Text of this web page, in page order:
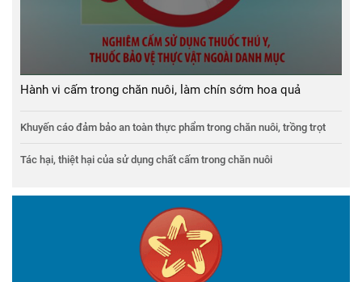
Hành vi cấm trong chăn nuôi, làm chín sớm hoa quả
Khuyến cáo đảm bảo an toàn thực phẩm trong chăn nuôi, trồng trọt
Tác hại, thiệt hại của sử dụng chất cấm trong chăn nuôi